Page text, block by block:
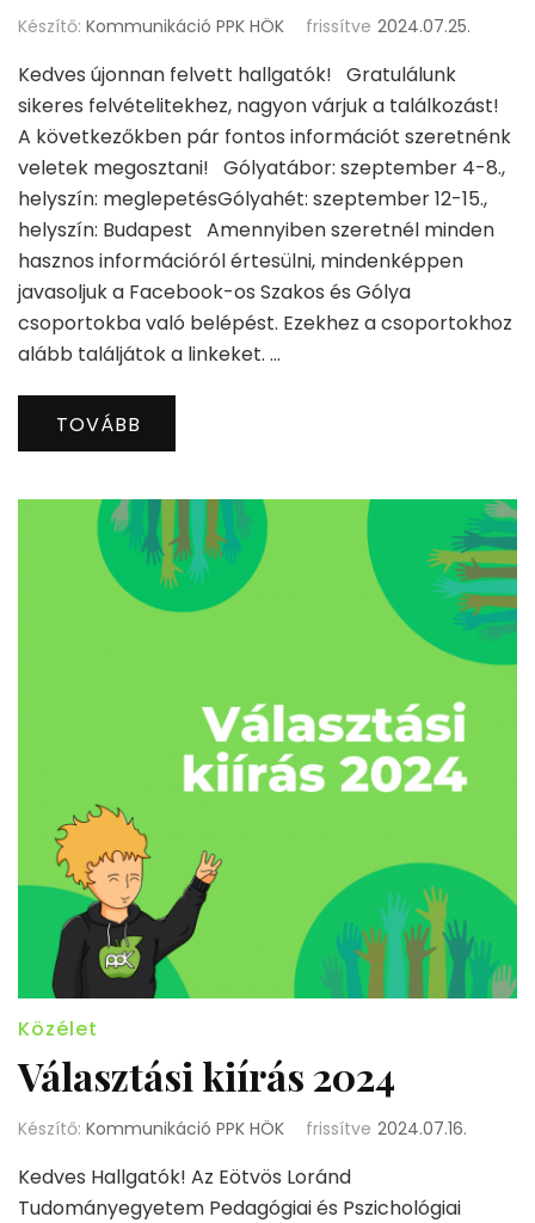
Készítő: Kommunikáció PPK HÖK frissítve 2024.07.25.
Kedves újonnan felvett hallgatók! Gratulálunk
sikeres felvételitekhez, nagyon várjuk a találkozást!
A következőkben pár fontos információt szeretnénk
veletek megosztani! Gólyatábor: szeptember 4-8.,
helyszín: meglepetésGólyahét: szeptember 12-15.,
helyszín: Budapest Amennyiben szeretnél minden
hasznos információról értesülni, mindenképpen
javasoljuk a Facebook-os Szakos és Gólya
csoportokba való belépést. Ezekhez a csoportokhoz
alább találjátok a linkeket. …
TOVÁBB
Közélet
Választási kiírás 2024
Készítő: Kommunikáció PPK HÖK frissítve 2024.07.16.
Kedves Hallgatók! Az Eötvös Loránd
Tudományegyetem Pedagógiai és Pszichológiai